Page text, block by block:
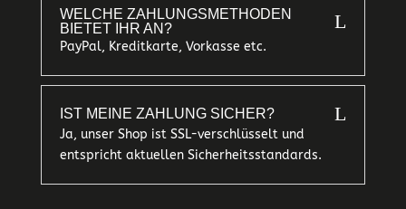
WELCHE ZAHLUNGSMETHODEN
BIETET IHR AN?
L
PayPal, Kreditkarte, Vorkasse etc.
IST MEINE ZAHLUNG SICHER? L
Ja, unser Shop ist SSL-verschlüsselt und
entspricht aktuellen Sicherheitsstandards.